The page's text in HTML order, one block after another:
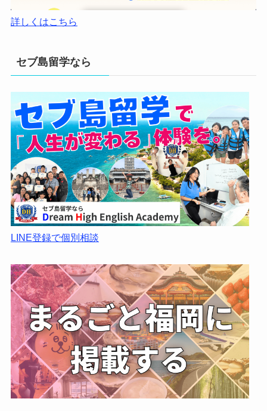
詳しくはこちら
セブ島留学なら
LINE登録で個別相談